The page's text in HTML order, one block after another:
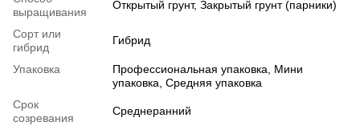
выращивания
Открытый грунт, Закрытый грунт (парники)
Сорт или
гибрид
Гибрид
Упаковка
Профессиональная упаковка, Мини
упаковка, Средняя упаковка
Срок
созревания
Среднеранний